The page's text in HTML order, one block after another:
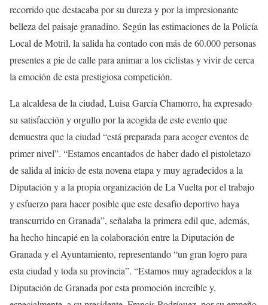
recorrido que destacaba por su dureza y por la impresionante
belleza del paisaje granadino. Según las estimaciones de la Policía
Local de Motril, la salida ha contado con más de 60.000 personas
presentes a pie de calle para animar a los ciclistas y vivir de cerca
la emoción de esta prestigiosa competición.
La alcaldesa de la ciudad, Luisa García Chamorro, ha expresado
su satisfacción y orgullo por la acogida de este evento que
demuestra que la ciudad “está preparada para acoger eventos de
primer nivel”. “Estamos encantados de haber dado el pistoletazo
de salida al inicio de esta novena etapa y muy agradecidos a la
Diputación y a la propia organización de La Vuelta por el trabajo
y esfuerzo para hacer posible que este desafío deportivo haya
transcurrido en Granada”, señalaba la primera edil que, además,
ha hecho hincapié en la colaboración entre la Diputación de
Granada y el Ayuntamiento, representando “un gran logro para
esta ciudad y toda su provincia”. “Estamos muy agradecidos a la
Diputación de Granada por esta promoción increíble y,